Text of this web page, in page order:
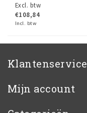
Excl. btw
€108,84
Incl. btw
Klantenservice
Mijn account